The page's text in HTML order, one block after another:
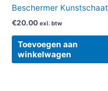
Beschermer
€20.00 exl. btw
Toevoegen aan
winkelwagen